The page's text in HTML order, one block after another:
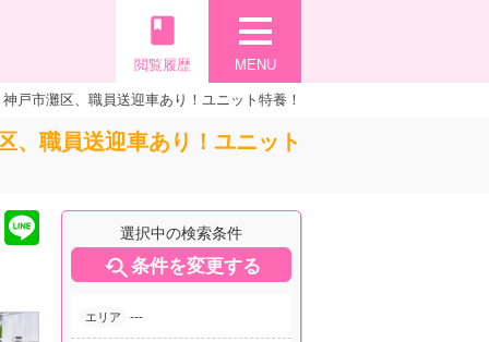
MENU
book
閲覧履歴
戸市灘区、職員送迎車あり！ユニット特養！
、職員送迎車あり！ユニット
選択中の検索条件
条件を変更する
エリア ---